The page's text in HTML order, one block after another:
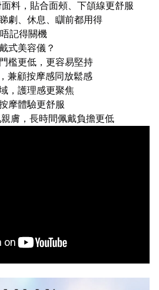
料，貼合面頰、下頜線更舒服
劇、休息、瞓前都用得
記得關機
式美容儀？
檻更低，更容易堅持
兼顧按摩感同放鬆感
，護理感更聚焦
摩體驗更舒服
膚，長時間佩戴負擔更低